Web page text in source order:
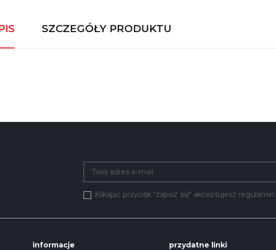
SZCZEGÓŁY PRODUKTU
Klikając przycisk "zapisz się" akceptujesz regulamin.
informacje przydatne linki